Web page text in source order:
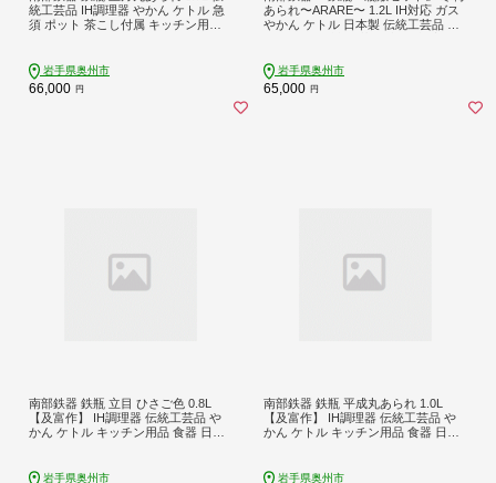
統工芸品 IH調理器 やかん ケトル 急
須 ポット 茶こし付属 キッチン用品
岩手県奥州市
66,000 円
あられ〜ARARE〜 1.2L IH対応 ガス
やかん ケトル 日本製 伝統工芸品 白
用品 雑貨 おしゃれ 贈答 プレゼント
お祝い [BE015]
岩手県奥州市
65,000 円
南部鉄器 鉄瓶 立目 ひさご色 0.8L
【及富作】 IH調理器 伝統工芸品 や
かん ケトル キッチン用品 食器 日用
岩手県奥州市
南部鉄器 鉄瓶 平成丸あられ 1.0L
【及富作】 IH調理器 伝統工芸品 や
かん ケトル キッチン用品 食器 日用
岩手県奥州市